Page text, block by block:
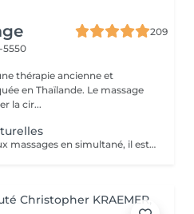
209
5550
thérapie ancienne et
en Thaïlande. Le massage
la cir...
Attention : Pour réserver deux massages en simultané, il est nécessaire de procéder à deux réservations séparées. Ajouter deux services dans une seule réservation entraînera la programmation des rendez-vous l'un après l'autre, et non en même temps. Si besoin, vous pouvez également nous contacter par téléphone au 691 603 983. Merci !